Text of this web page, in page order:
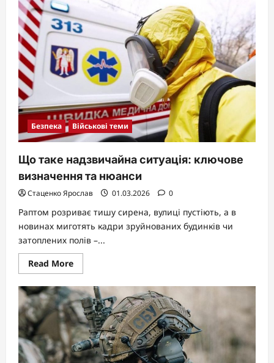
безпека:
ключ
до
захисту
цифрового
світу
Безпека Військові теми
Що таке надзвичайна ситуація: ключове
визначення та нюанси
Стаценко Ярослав 01.03.2026 0
Раптом розриває тишу сирена, вулиці пустіють, а в
новинах миготять кадри зруйнованих будинків чи
затоплених полів –...
Read MoreRead
more
Що
таке
надзвичайна
ситуація:
ключове
визначення
та
нюанси